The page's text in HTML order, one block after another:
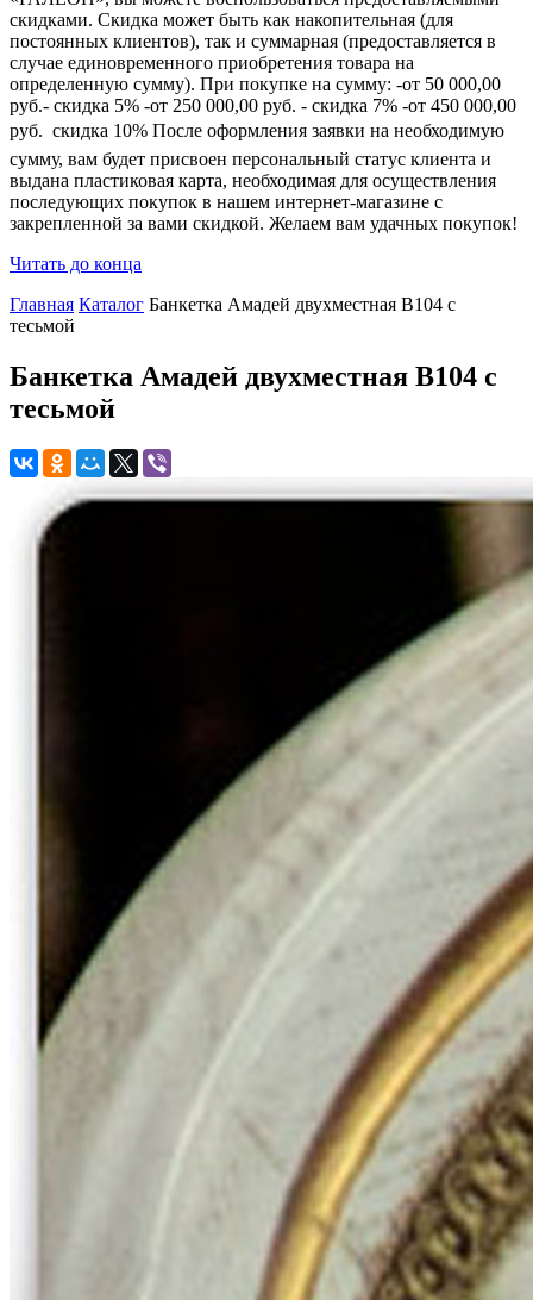
скидками. Скидка может быть как накопительная (для
постоянных клиентов), так и суммарная (предоставляется в
случае единовременного приобретения товара на
определенную сумму). При покупке на сумму: -от 50 000,00
руб.- скидка 5% -от 250 000,00 руб. - скидка 7% -от 450 000,00
руб.  скидка 10% После оформления заявки на необходимую
сумму, вам будет присвоен персональный статус клиента и
выдана пластиковая карта, необходимая для осуществления
последующих покупок в нашем интернет-магазине с
закрепленной за вами скидкой. Желаем вам удачных покупок!
Читать до конца
Главная Каталог Банкетка Амадей двухместная B104 с
тесьмой
Банкетка Амадей двухместная B104 с
тесьмой